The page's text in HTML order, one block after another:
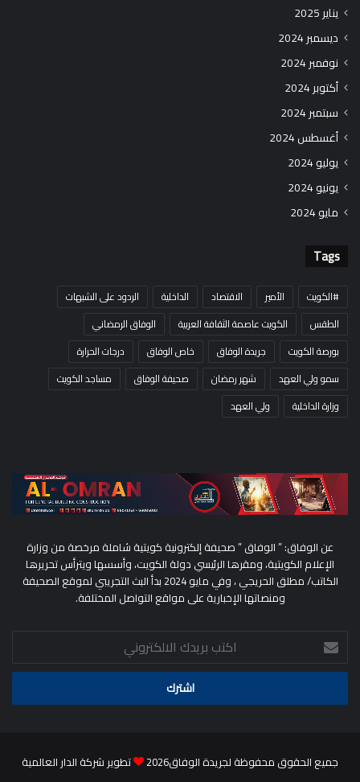
يناير 2025
ديسمبر 2024
نوفمبر 2024
أكتوبر 2024
سبتمبر 2024
أغسطس 2024
يوليو 2024
يونيو 2024
مايو 2024
Tags
#الكويت الأمير الاقتصاد الداخلية
الردود على الشبهات
الطقس
الكويت عاصمة الثقافة العربية
الوفاق الرمضاني
بورصة الكويت
جريدة الوفاق خاص الوفاق
درجات الحرارة
سمو ولي العهد
شهر رمضان صحيفة الوفاق
مساجد الكويت
وزارة الداخلية
ولي العهد
عن الوفاق: ” الوفاق ” صحيفة إلكترونية كويتية شاملة مرخصة من وزارة
الإعلام الكويتية، ومقرها الرئيسي دولة الكويت، وأسسها ويترأس تحريرها
الكاتب/ مطلق الحريجي ، وفي مايو 2024 بدأ البث التجريبي لموقع الصحيفة
ومنصاتها الإخبارية على مواقع التواصل المختلفة.
اكتب
بريدك
الالكتروني
جميع الحقوق محفوظة لجريدة الوفاق2026 تطوير شركة الدار العالمية